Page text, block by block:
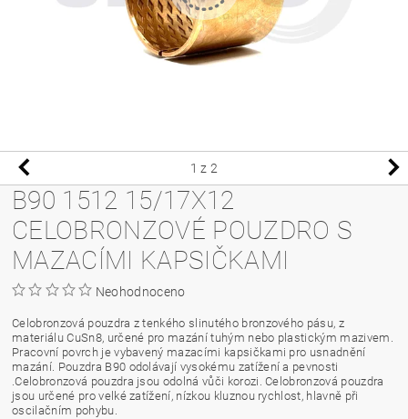
1 z 2
B90 1512 15/17X12
CELOBRONZOVÉ POUZDRO S
MAZACÍMI KAPSIČKAMI
Neohodnoceno
Celobronzová pouzdra z tenkého slinutého bronzového pásu, z
materiálu CuSn8, určené pro mazání tuhým nebo plastickým mazivem.
Pracovní povrch je vybavený mazacími kapsičkami pro usnadnění
mazání. Pouzdra B90 odolávají vysokému zatížení a pevnosti
.Celobronzová pouzdra jsou odolná vůči korozi. Celobronzová pouzdra
jsou určené pro velké zatížení, nízkou kluznou rychlost, hlavně při
oscilačním pohybu.